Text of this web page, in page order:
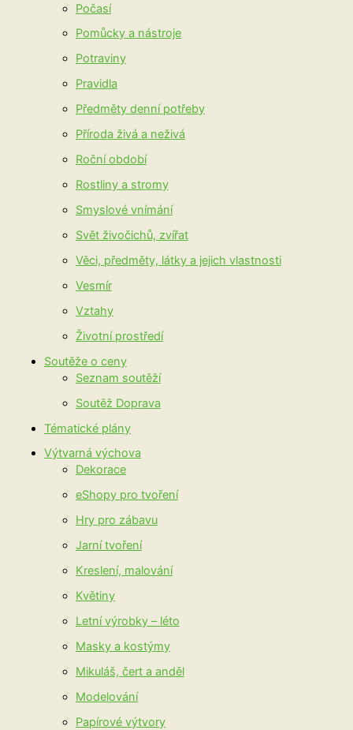
Počasí
Pomůcky a nástroje
Potraviny
Pravidla
Předměty denní potřeby
Příroda živá a neživá
Roční období
Rostliny a stromy
Smyslové vnímání
Svět živočichů, zvířat
Věci, předměty, látky a jejich vlastnosti
Vesmír
Vztahy
Životní prostředí
Soutěže o ceny
Seznam soutěží
Soutěž Doprava
Tématické plány
Výtvarná výchova
Dekorace
eShopy pro tvoření
Hry pro zábavu
Jarní tvoření
Kreslení, malování
Květiny
Letní výrobky – léto
Masky a kostýmy
Mikuláš, čert a anděl
Modelování
Papírové výtvory